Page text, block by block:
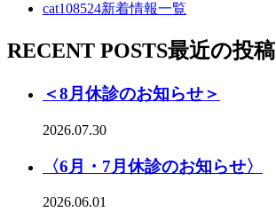
cat108524新着情報一覧
RECENT POSTS最近の投稿
＜8月休診のお知らせ＞
2026.07.30
〈6月・7月休診のお知らせ〉
2026.06.01